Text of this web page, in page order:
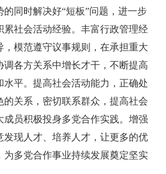
同时解决好“短板”问题，进一步
累社会活动经验。丰富行政管理经
，模范遵守议事规则，在承担重大
调各方关系中增长才干，不断提高
水平。提高社会活动能力，正确处
的关系，密切联系群众，提高社会
成员积极投身多党合作实践。增强
发现人才、培养人才，让更多的优
为多党合作事业持续发展奠定坚实